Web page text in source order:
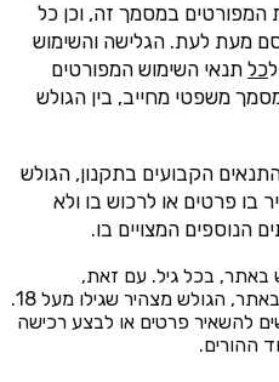
המפורטים במסמך זה, וכן כל
מעת לעת. הגלישה והשימוש
כל תנאי השימוש המפורטים
משפטי מחייב, בין הגולש
הקבועים בתקנון, הגולש
פרטים או לרכוש בו ולא
הנוספים המצויים בו.
באתר, בכל גיל. עם זאת,
בהשארת פרטים או רכישה באתר, הגולש מצהיר שגילו מעל 18.
להשאיר פרטים או לבצע רכישה
ההורים.